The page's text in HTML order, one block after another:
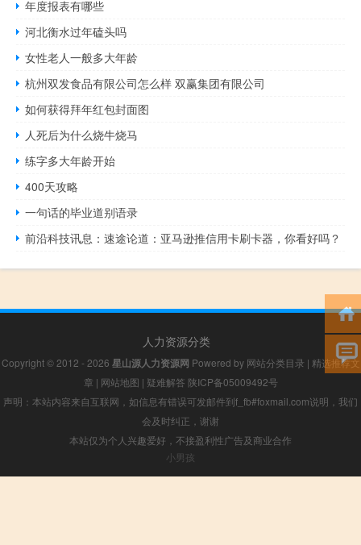
年度报表有哪些
河北衡水过年磕头吗
女性老人一般多大年龄
杭州双发食品有限公司怎么样 双赢集团有限公司
如何获得拜年红包封面图
人死后为什么烧牛烧马
练字多大年龄开始
400天攻略
一句话的毕业道别语录
前沿科技讯息：速途论道：亚马逊推信用卡刷卡器，你看好吗？
人力资源分类
Copyright © 2012 - 2026 星山源人力资源网 Powered by 网站分类目录 | 精选推荐文
章 | 网站地图 | 疑难解答 陕ICP备05009492号
声明：本站内容来自互联网，如信息有错误可发邮件到f_fb#foxmail.com说明，我们
会及时纠正，谢谢
本站仅为个人兴趣爱好，不接盈利性广告及商业合作
小男孩